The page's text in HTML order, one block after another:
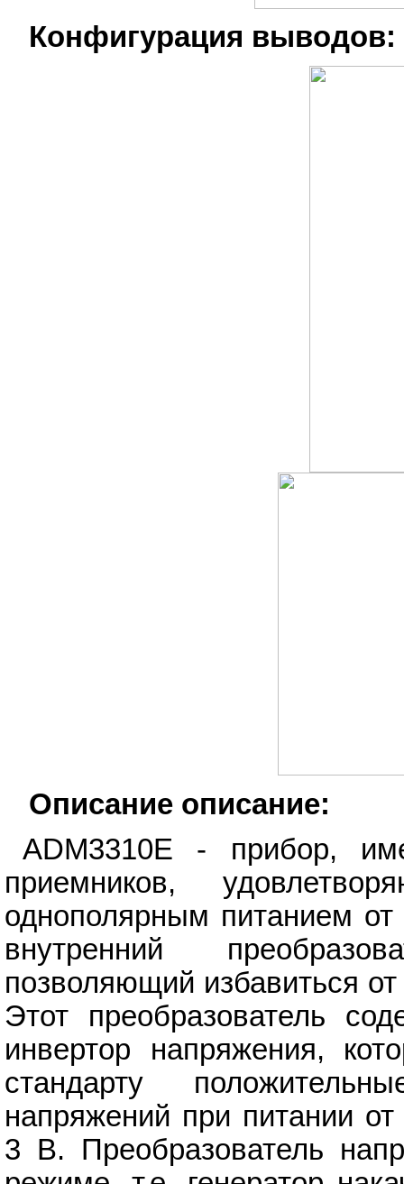
Конфигурация выводов:
Описание описание:
ADM3310E - прибор,
приемников,
однополярным питанием
внутренний
позволяющий избавиться от
Этот преобразователь
инвертор напряжения,
стандарту
напряжений при питании от
3 В. Преобразователь